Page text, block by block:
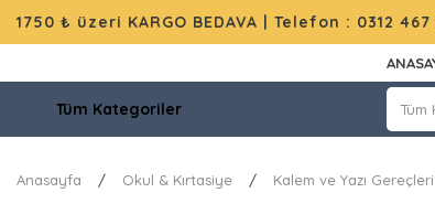
1750 ₺ üzeri KARGO BEDAVA | Telefon : 0312 467
Tüm Kategoriler
Anasayfa Okul & Kırtasiye Kalem ve Yazı Gereçleri